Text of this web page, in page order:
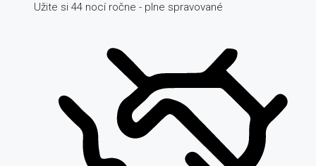
Užite si 44 nocí ročne - plne spravované